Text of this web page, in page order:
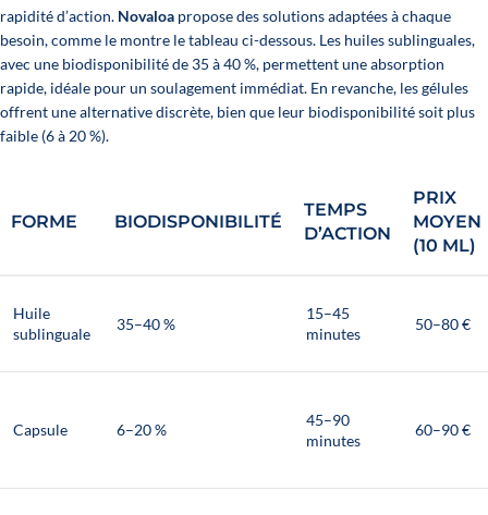
rapidité d’action. Novaloa propose des solutions adaptées à chaque
besoin, comme le montre le tableau ci-dessous. Les huiles sublinguales,
avec une biodisponibilité de 35 à 40 %, permettent une absorption
rapide, idéale pour un soulagement immédiat. En revanche, les gélules
offrent une alternative discrète, bien que leur biodisponibilité soit plus
faible (6 à 20 %).
FORME BIODISPONIBILITÉ
TEMPS
D’ACTION
PRIX
MOYEN
(10 ML)
Huile
sublinguale
35–40 %
15–45
minutes
50–80 €
Capsule 6–20 %
45–90
minutes
60–90 €